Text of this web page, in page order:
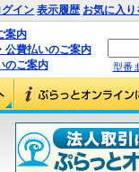
グイン 表示履歴 お気に入り
案内
公費払いのご案内
のご案内
型番